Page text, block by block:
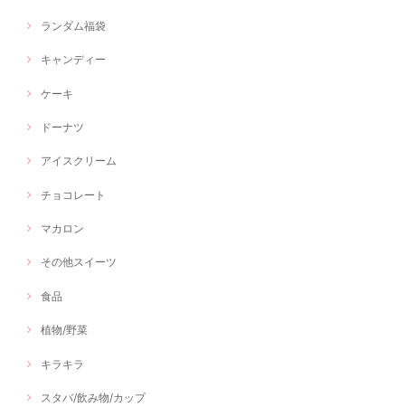
ランダム福袋
キャンディー
ケーキ
ドーナツ
アイスクリーム
チョコレート
マカロン
その他スイーツ
食品
植物/野菜
キラキラ
スタバ/飲み物/カップ